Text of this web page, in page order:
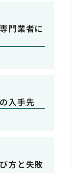
門業者に
入手先
方と失敗